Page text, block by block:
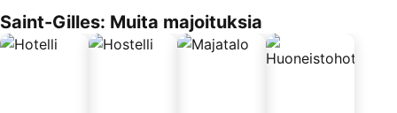
Saint-Gilles: Muita majoituksia